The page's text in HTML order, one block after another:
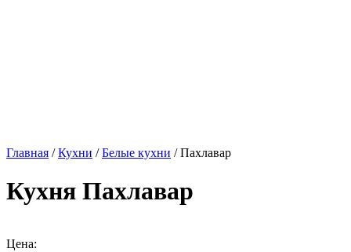
Главная /Кухни /Белые кухни / Пахлавар
Кухня Пахлавар
Цена: